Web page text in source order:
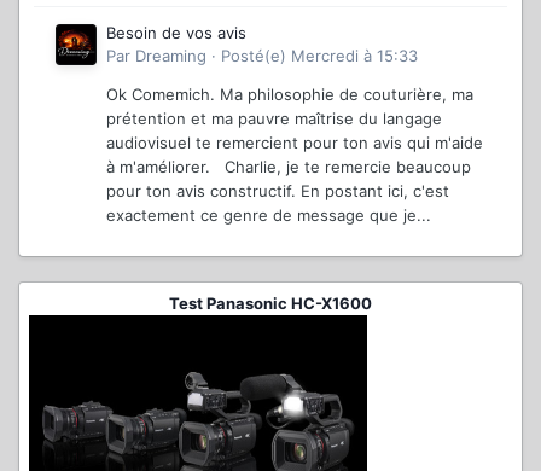
Besoin de vos avis
Par Dreaming · Posté(e) Mercredi à 15:33
Ok Comemich. Ma philosophie de couturière, ma
prétention et ma pauvre maîtrise du langage
audiovisuel te remercient pour ton avis qui m'aide
à m'améliorer. Charlie, je te remercie beaucoup
pour ton avis constructif. En postant ici, c'est
exactement ce genre de message que je...
Test Panasonic HC-X1600